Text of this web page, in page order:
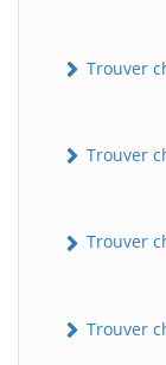
Trouver
Trouver
Trouver
Trouver